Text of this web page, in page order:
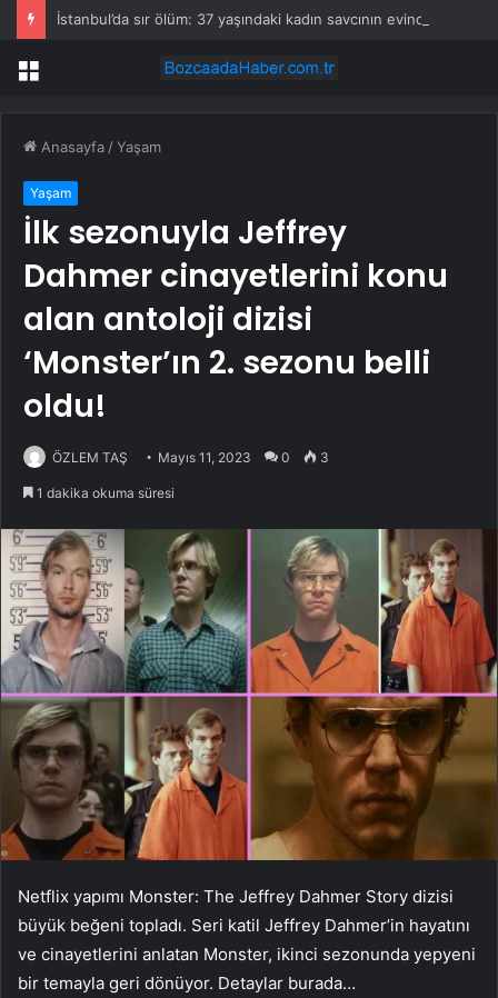
Menü
Anasayfa /Yaşam
Yaşam
İlk sezonuyla Jeffrey
Dahmer cinayetlerini konu
alan antoloji dizisi
‘Monster’ın 2. sezonu belli
oldu!
ÖZLEM TAŞ Mayıs 11, 2023 0 3
1 dakika okuma süresi
Netflix yapımı Monster: The Jeffrey Dahmer Story dizisi
büyük beğeni topladı. Seri katil Jeffrey Dahmer’in hayatını
ve cinayetlerini anlatan Monster, ikinci sezonunda yepyeni
bir temayla geri dönüyor. Detaylar burada…